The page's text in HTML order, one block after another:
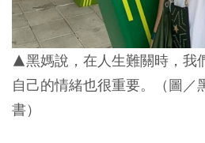
▲黑媽說，在人生難關時，我
自己的情緒也很重要。（圖／
書）